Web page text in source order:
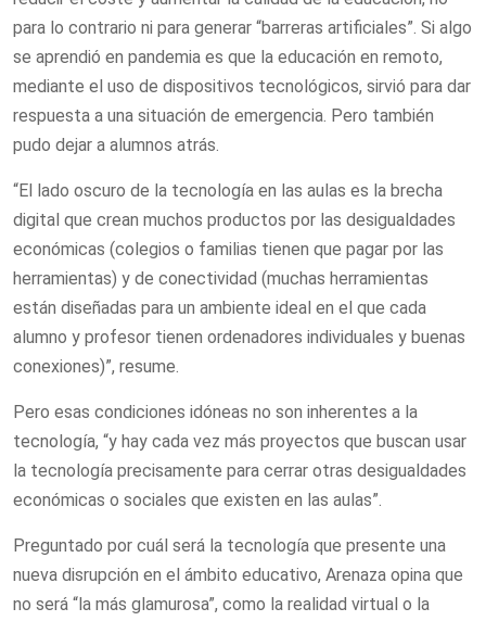
para lo contrario ni para generar “barreras artificiales”. Si algo
se aprendió en pandemia es que la educación en remoto,
mediante el uso de dispositivos tecnológicos, sirvió para dar
respuesta a una situación de emergencia. Pero también
pudo dejar a alumnos atrás.
“El lado oscuro de la tecnología en las aulas es la brecha
digital que crean muchos productos por las desigualdades
económicas (colegios o familias tienen que pagar por las
herramientas) y de conectividad (muchas herramientas
están diseñadas para un ambiente ideal en el que cada
alumno y profesor tienen ordenadores individuales y buenas
conexiones)”, resume.
Pero esas condiciones idóneas no son inherentes a la
tecnología, “y hay cada vez más proyectos que buscan usar
la tecnología precisamente para cerrar otras desigualdades
económicas o sociales que existen en las aulas”.
Preguntado por cuál será la tecnología que presente una
nueva disrupción en el ámbito educativo, Arenaza opina que
no será “la más glamurosa”, como la realidad virtual o la